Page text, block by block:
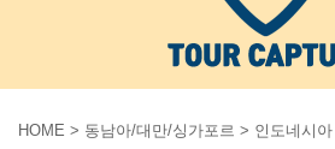
HOME > 동남아/대만/싱가포르 > 인도네시아